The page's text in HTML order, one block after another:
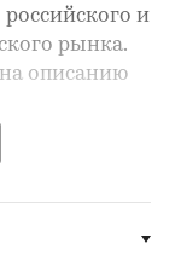
и
рынка.
описанию
рака
объема